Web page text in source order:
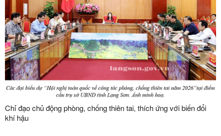
Chỉ đạo chủ động phòng, chống thiên tai, thích ứng với biến đổi
khí hậu